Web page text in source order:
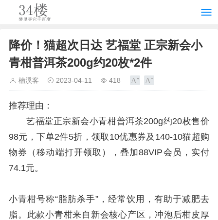
降价！猫超次日达 艺福堂 正宗新会小
青柑普洱茶200g约20枚*2件
楠溪客 2023-04-11 418
推荐理由：
艺福堂正宗新会小青柑普洱茶200g约20枚售价
98元，下单2件5折，领取10优惠券及140-10猫超购
物券（移动端打开领取），叠加88VIP会员，实付
74.1元。
小青柑号称“脂肪杀手”，经常饮用，有助于减肥去
脂。此款小青柑来自新会核心产区，冲泡后柑皮厚